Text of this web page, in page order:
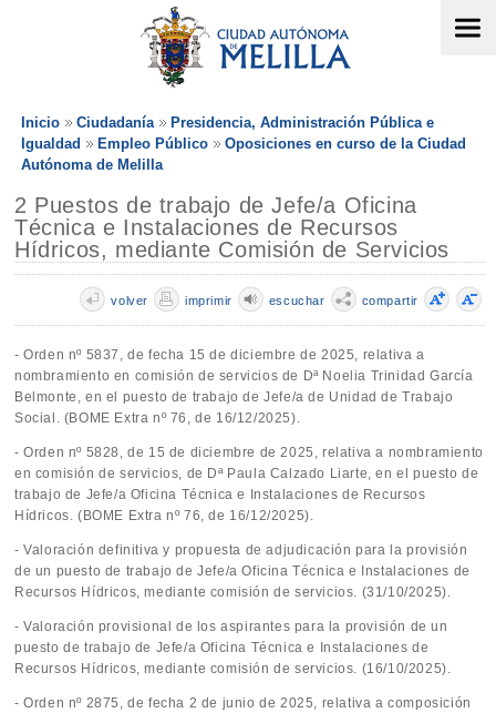
Inicio Ciudadanía
Presidencia, Administración Pública e
Igualdad
Empleo Público
Oposiciones en curso de la Ciudad
Autónoma de Melilla
2 Puestos de trabajo de Jefe/a Oficina
Técnica e Instalaciones de Recursos
Hídricos, mediante Comisión de Servicios
compartir
escuchar
imprimir
volver
- Orden nº 5837, de fecha 15 de diciembre de 2025, relativa a
nombramiento en comisión de servicios de Dª Noelia Trinidad García
Belmonte, en el puesto de trabajo de Jefe/a de Unidad de Trabajo
Social. (BOME Extra nº 76, de 16/12/2025).
- Orden nº 5828, de 15 de diciembre de 2025, relativa a nombramiento
en comisión de servicios, de Dª Paula Calzado Liarte, en el puesto de
trabajo de Jefe/a Oficina Técnica e Instalaciones de Recursos
Hídricos. (BOME Extra nº 76, de 16/12/2025).
- Valoración definitiva y propuesta de adjudicación para la provisión
de un puesto de trabajo de Jefe/a Oficina Técnica e Instalaciones de
Recursos Hídricos, mediante comisión de servicios. (31/10/2025).
- Valoración provisional de los aspirantes para la provisión de un
puesto de trabajo de Jefe/a Oficina Técnica e Instalaciones de
Recursos Hídricos, mediante comisión de servicios. (16/10/2025).
- Orden nº 2875, de fecha 2 de junio de 2025, relativa a composición